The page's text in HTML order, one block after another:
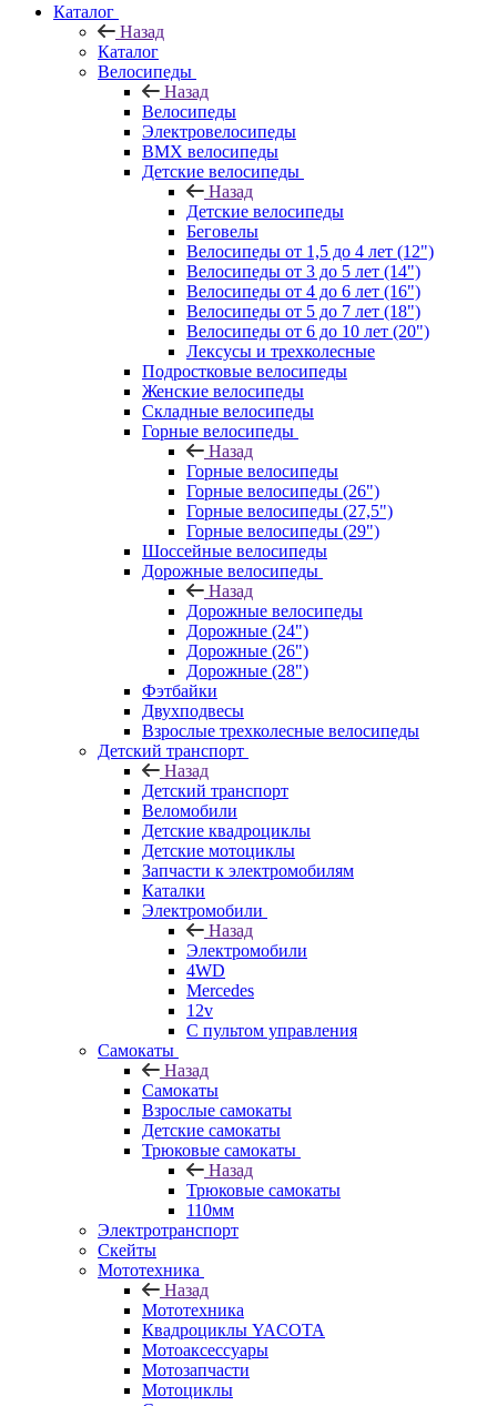
Каталог
Назад
Каталог
Велосипеды
Назад
Велосипеды
Электровелосипеды
BMX велосипеды
Детские велосипеды
Назад
Детские велосипеды
Беговелы
Велосипеды от 1,5 до 4 лет (12")
Велосипеды от 3 до 5 лет (14")
Велосипеды от 4 до 6 лет (16")
Велосипеды от 5 до 7 лет (18")
Велосипеды от 6 до 10 лет (20")
Лексусы и трехколесные
Подростковые велосипеды
Женские велосипеды
Складные велосипеды
Горные велосипеды
Назад
Горные велосипеды
Горные велосипеды (26")
Горные велосипеды (27,5")
Горные велосипеды (29")
Шоссейные велосипеды
Дорожные велосипеды
Назад
Дорожные велосипеды
Дорожные (24")
Дорожные (26")
Дорожные (28")
Фэтбайки
Двухподвесы
Взрослые трехколесные велосипеды
Детский транспорт
Назад
Детский транспорт
Веломобили
Детские квадроциклы
Детские мотоциклы
Запчасти к электромобилям
Каталки
Электромобили
Назад
Электромобили
4WD
Mercedes
12v
С пультом управления
Самокаты
Назад
Самокаты
Взрослые самокаты
Детские самокаты
Трюковые самокаты
Назад
Трюковые самокаты
110мм
Электротранспорт
Скейты
Мототехника
Назад
Мототехника
Квадроциклы YACOTA
Мотоаксессуары
Мотозапчасти
Мотоциклы